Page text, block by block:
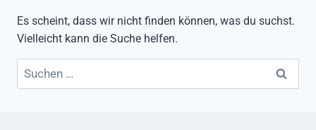
Es scheint, dass wir nicht finden können, was du suchst.
Vielleicht kann die Suche helfen.
Suchen
nach: